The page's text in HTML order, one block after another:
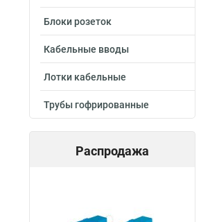
Блоки розеток
Кабельные вводы
Лотки кабельные
Трубы гофрированные
Распродажа